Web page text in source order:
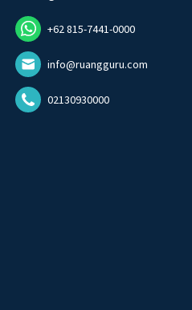
+62 815-7441-0000
info@ruangguru.com
02130930000